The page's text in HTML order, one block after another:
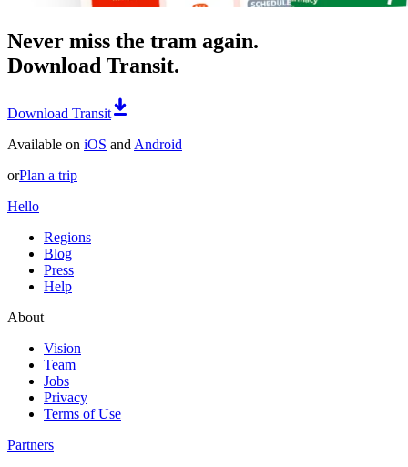
Never miss the tram again.
Download Transit.
Download Transit
Available on iOS and Android
orPlan a trip
Hello
Regions
Blog
Press
Help
About
Vision
Team
Jobs
Privacy
Terms of Use
Partners